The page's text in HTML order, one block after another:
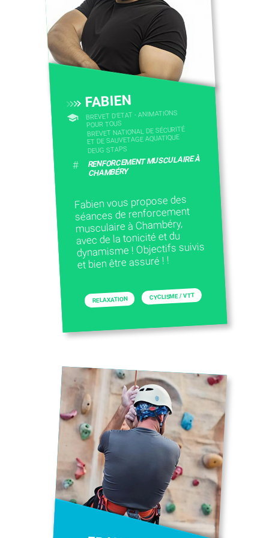
FABIEN
BREVET D'ETAT - ANIMATIONS
POUR TOUS
BREVET NATIONAL DE SÉCURITÉ
ET DE SAUVETAGE AQUATIQUE
DEUG STAPS
# RENFORCEMENT MUSCULAIRE À
CHAMBÉRY
Fabien vous propose des
séances de renforcement
musculaire à Chambéry,
avec de la tonicité et du
dynamisme ! Objectifs suivis
et bien être assuré ! !
RELAXATION CYCLISME / VTT